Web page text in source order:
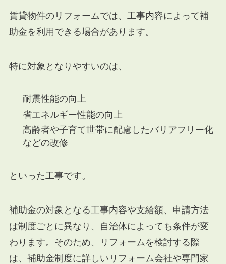
賃貸物件のリフォームでは、工事内容によって補
助金を利用できる場合があります。
特に対象となりやすいのは、
耐震性能の向上
省エネルギー性能の向上
高齢者や子育て世帯に配慮したバリアフリー化
などの改修
といった工事です。
補助金の対象となる工事内容や支給額、申請方法
は制度ごとに異なり、自治体によっても条件が変
わります。そのため、リフォームを検討する際
は、補助金制度に詳しいリフォーム会社や専門家